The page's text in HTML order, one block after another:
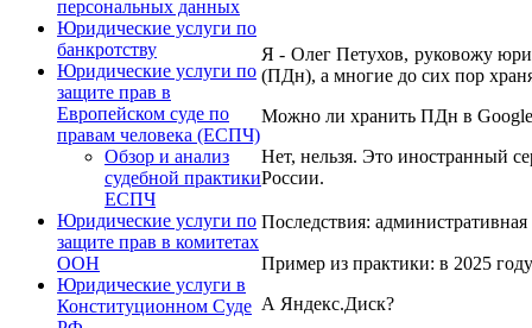
персональных данных
Юридические услуги по
банкротству
Юридические услуги по
защите прав в
Европейском суде по
правам человека (ЕСПЧ)
Обзор и анализ
судебной практики
ЕСПЧ
Юридические услуги по
защите прав в комитетах
ООН
Юридические услуги в
Конституционном Суде
Я - Олег Петухов, руковожу
(ПДн), а многие до сих пор
Можно ли хранить ПДн в
Нет, нельзя. Это иностранный
России.
Последствия:
Пример из практики: в 2025
А Яндекс.Диск?